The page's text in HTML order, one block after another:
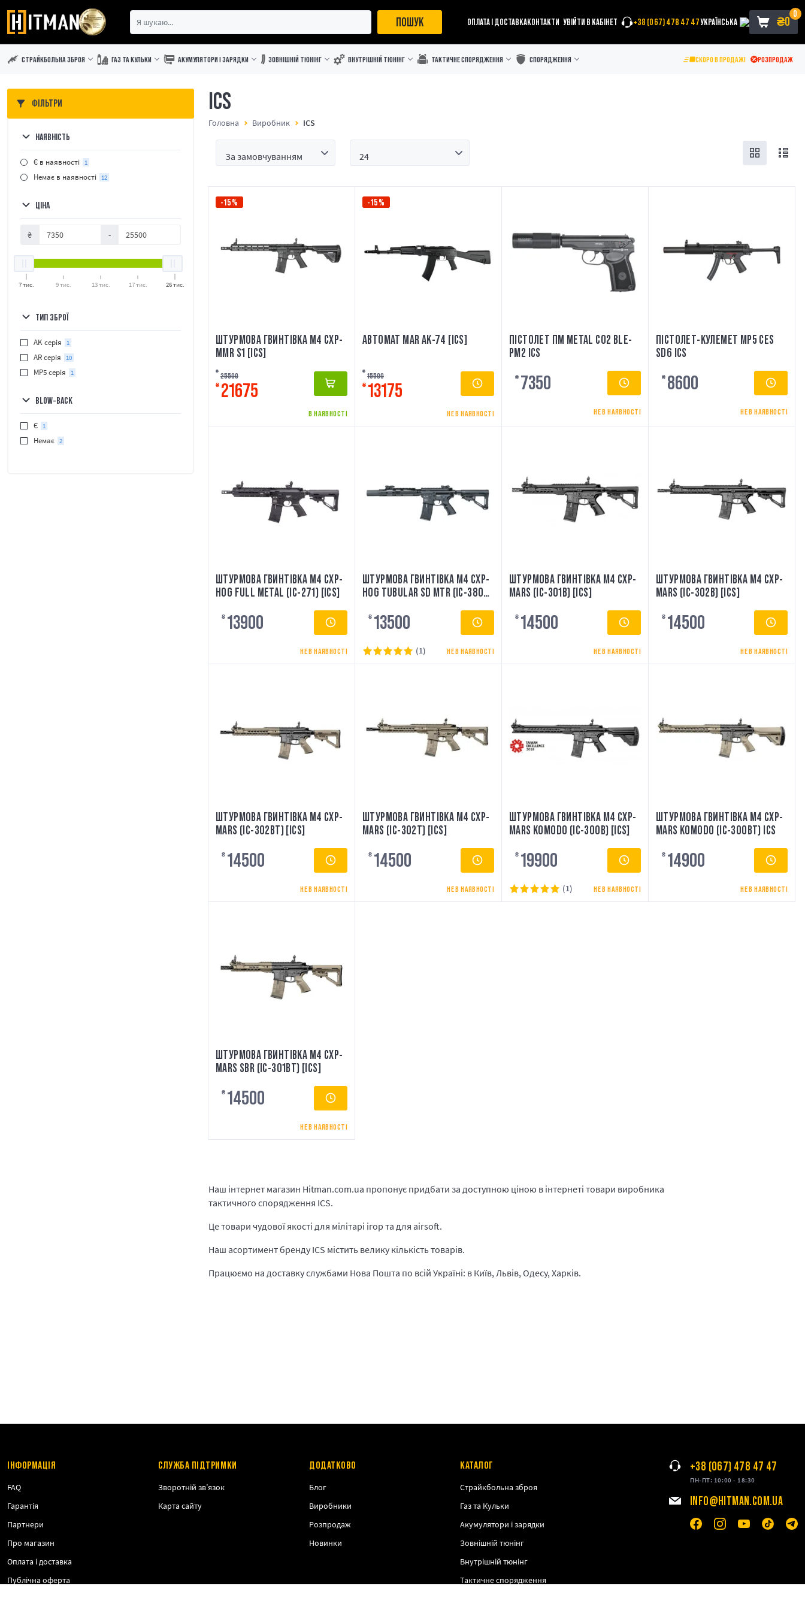
ПОШУК ОПЛАТА І ДОСТАВКАКОНТАКТИ УВІЙТИ В КАБІНЕТ +38 (067) 478 47 47УКРАЇНСЬКА
0
₴0
СТРАЙКБОЛЬНА ЗБРОЯ ГАЗ ТА КУЛЬКИ АКУМУЛЯТОРИ І ЗАРЯДКИ ЗОВНІШНІЙ ТЮНІНГ ВНУТРІШНІЙ ТЮНІНГ ТАКТИЧНЕ СПОРЯДЖЕННЯ СПОРЯДЖЕННЯ СКОРО В ПРОДАЖІ РОЗПРОДАЖ
ФІЛЬТРИ
НАЯВНІСТЬ
Є в наявності 1
Немає в наявності 12
ЦІНА
₴ -
7 тис. 9 тис. 13 тис. 17 тис. 26 тис.
ТИП ЗБРОЇ
AK серія 1
AR серія 10
MP5 серія 1
BLOW-BACK
Є 1
Немає 2
ICS
Головна Виробник ICS
-15%
ШТУРМОВА ГВИНТІВКА M4 CXP-
MMR S1 [ICS]
₴ 25500
₴ 21675
В НАЯВНОСТІ
-15%
АВТОМАТ MAR АК-74 [ICS]
₴ 15500
₴ 13175
НЕ В НАЯВНОСТІ
ПІСТОЛЕТ ПМ METAL CO2 BLE-
PM2 ICS
₴ 7350
НЕ В НАЯВНОСТІ
ПІСТОЛЕТ-КУЛЕМЕТ MP5 CES
SD6 ICS
₴ 8600
НЕ В НАЯВНОСТІ
ШТУРМОВА ГВИНТІВКА M4 CXP-
HOG FULL METAL (IC-271) [ICS]
₴ 13900
НЕ В НАЯВНОСТІ
ШТУРМОВА ГВИНТІВКА M4 CXP-
HOG TUBULAR SD MTR (IC-380B)
₴ 13500
НЕ В НАЯВНОСТІ
(1)
ШТУРМОВА ГВИНТІВКА M4 CXP-
MARS (IC-301B) [ICS]
₴ 14500
НЕ В НАЯВНОСТІ
ШТУРМОВА ГВИНТІВКА M4 CXP-
MARS (IC-302B) [ICS]
₴ 14500
НЕ В НАЯВНОСТІ
ШТУРМОВА ГВИНТІВКА M4 CXP-
MARS (IC-302BT) [ICS]
₴ 14500
НЕ В НАЯВНОСТІ
ШТУРМОВА ГВИНТІВКА M4 CXP-
MARS (IC-302T) [ICS]
₴ 14500
НЕ В НАЯВНОСТІ
ШТУРМОВА ГВИНТІВКА M4 CXP-
MARS KOMODO (IC-300B) [ICS]
₴ 19900
НЕ В НАЯВНОСТІ
(1)
ШТУРМОВА ГВИНТІВКА M4 CXP-
MARS KOMODO (IC-300BT) ICS
₴ 14900
НЕ В НАЯВНОСТІ
ШТУРМОВА ГВИНТІВКА M4 CXP-
MARS SBR (IC-301BT) [ICS]
₴ 14500
НЕ В НАЯВНОСТІ
Наш інтернет магазин Hitman.com.ua пропонує придбати за доступною ціною в інтернеті товари виробника
тактичного спорядження ICS.
Це товари чудової якості для мілітарі ігор та для airsoft.
Наш асортимент бренду ICS містить велику кількість товарів.
Працюємо на доставку службами Нова Пошта по всій Україні: в Київ, Львів, Одесу, Харків.
ІНФОРМАЦІЯ
FAQ
Гарантія
Партнери
Про магазин
Оплата і доставка
Публічна оферта
СЛУЖБА ПІДТРИМКИ
Зворотній зв’язок
Карта сайту
ДОДАТКОВО
Блог
Виробники
Розпродаж
Новинки
КАТАЛОГ
Страйкбольна зброя
Газ та Кульки
Акумулятори і зарядки
Зовнішній тюнінг
Внутрішній тюнінг
Тактичне спорядження
+38 (067) 478 47 47
ПН-ПТ: 10:00 - 18:30
INFO@HITMAN.COM.UA